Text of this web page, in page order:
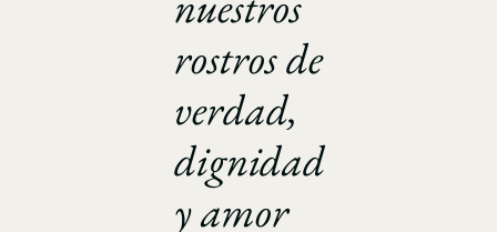
rostros de
verdad,
dignidad
y amor